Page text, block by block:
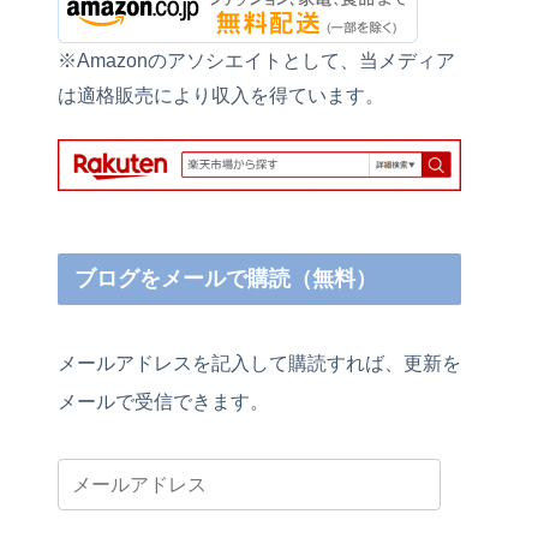
※Amazonのアソシエイトとして、当メディア
は適格販売により収入を得ています。
ブログをメールで購読（無料）
メールアドレスを記入して購読すれば、更新を
メールで受信できます。